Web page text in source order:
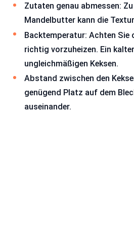
Zutaten genau abmessen:
Mandelbutter kann die
Backtemperatur: Achten Sie
richtig vorzuheizen. Ein
ungleichmäßigen Keksen.
Abstand zwischen den
genügend Platz auf dem
auseinander.